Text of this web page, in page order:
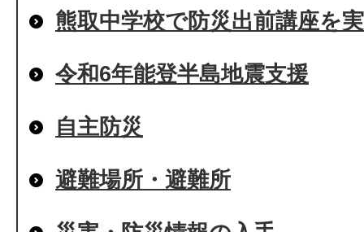
熊取中学校で防災出前講座を
令和6年能登半島地震支援
自主防災
避難場所・避難所